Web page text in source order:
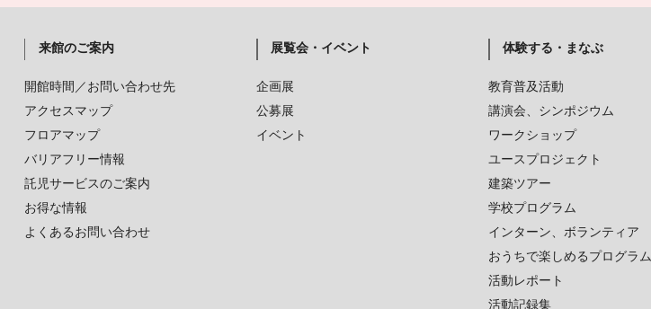
来館のご案内
開館時間／お問い合わせ先
アクセスマップ
フロアマップ
バリアフリー情報
託児サービスのご案内
お得な情報
よくあるお問い合わせ
展覧会・イベント
企画展
公募展
イベント
体験する・まなぶ
教育普及活動
講演会、シンポジウム
ワークショップ
ユースプロジェクト
建築ツアー
学校プログラム
インターン、ボランティア
おうちで楽しめるプログラム
活動レポート
活動記録集